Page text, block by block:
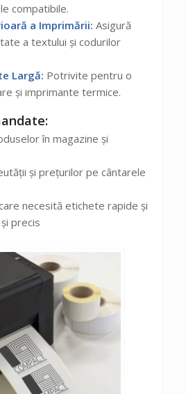
compatibile.
a Imprimării: Asigură
a textului și codurilor
Largă: Potrivite pentru o
și imprimante termice.
în magazine și
și prețurilor pe cântarele
necesită etichete rapide și
precis